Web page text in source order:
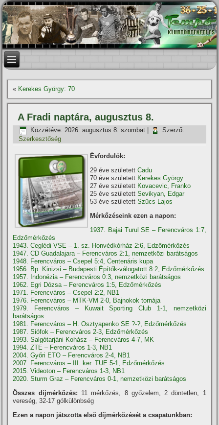
« Kerekes György: 70
A Fradi naptára, augusztus 8.
Közzétéve: 2026. augusztus 8. szombat
Szerző:
Szerkesztőség
Évfordulók:
29 éve születettCadu
70 éve született Kerekes György
27 éve született Kovacevic, Franko
25 éve születettSevikyan, Edgar
53 éve születettSzűcs Lajos
Mérkőzéseink ezen a napon:
1937. Bajai Turul SE – Ferencváros 1:7,
Edzőmérkőzés
1943. Ceglédi VSE – 1. sz. Honvédkórház 2:6, Edzőmérkőzés
1947. CD Guadalajara – Ferencváros 2:1, nemzetközi barátságos
1948. Ferencváros – Csepel 5:4, Centenáris kupa
1956. Bp. Kinizsi – Budapesti Építők-válogatott 8:2, Edzőmérkőzés
1957. Indonézia – Ferencváros 0:3, nemzetközi barátságos
1962. Egri Dózsa – Ferencváros 1:5, Edzőmérkőzés
1971. Ferencváros – Csepel 2:2, NB1
1976. Ferencváros – MTK-VM 2-0, Bajnokok tornája
1979. Ferencváros – Kuwait Sporting Club 1-1, nemzetközi
barátságos
1981. Ferencváros – H. Osztyapenko SE ?-?, Edzőmérkőzés
1987. Siófok – Ferencváros 2-3, Edzőmérkőzés
1993. Salgótarjáni Kohász – Ferencváros 4-7, MK
1994. ZTE – Ferencváros 1-3, NB1
2004. Győri ETO – Ferencváros 2-4, NB1
2007. Ferencváros – III. ker. TUE 5-1, Edzőmérkőzés
2015. Videoton – Ferencváros 1-3, NB1
2020. Sturm Graz – Ferencváros 0-1, nemzetközi barátságos
Összes díjmérkőzés: 11 mérkőzés, 8 győzelem, 2 döntetlen, 1
vereség, 32-17 gólkülönbség
Ezen a napon játszotta első díjmérkőzését a csapatunkban: